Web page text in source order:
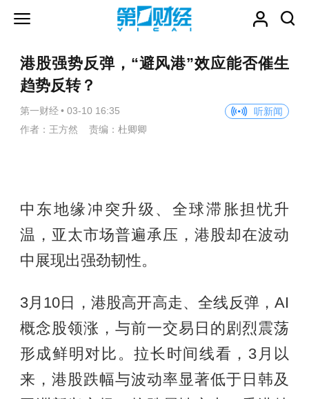
港股强势反弹，“避风港”效应能否催生
趋势反转？
第一财经 • 03-10 16:35
听新闻
作者：王方然 责编：杜卿卿
中东地缘冲突升级、全球滞胀担忧升
温，亚太市场普遍承压，港股却在波动
中展现出强劲韧性。
3月10日，港股高开高走、全线反弹，AI
概念股领涨，与前一交易日的剧烈震荡
形成鲜明对比。拉长时间线看，3月以
来，港股跌幅与波动率显著低于日韩及